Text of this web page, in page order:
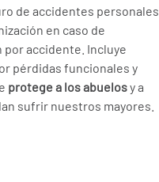
de accidentes personales
en caso de
accidente. Incluye
pérdidas funcionales y
protege a los abuelosy a
sufrir nuestros mayores.